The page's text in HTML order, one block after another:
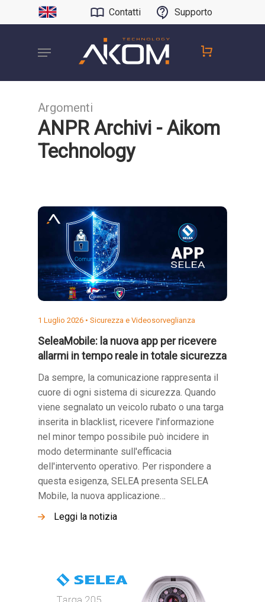
Contatti Supporto
Argomenti
ANPR Archivi - Aikom
Technology
1 Luglio 2026 • Sicurezza e Videosorveglianza
SeleaMobile: la nuova app per ricevere
allarmi in tempo reale in totale sicurezza
Da sempre, la comunicazione rappresenta il
cuore di ogni sistema di sicurezza. Quando
viene segnalato un veicolo rubato o una targa
inserita in blacklist, ricevere l'informazione
nel minor tempo possibile può incidere in
modo determinante sull'efficacia
dell'intervento operativo. Per rispondere a
questa esigenza, SELEA presenta SELEA
Mobile, la nuova applicazione…
Leggi la notizia